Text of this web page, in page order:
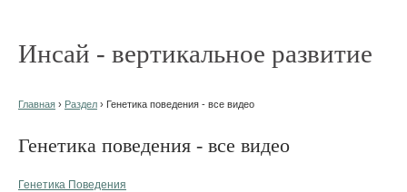
Инсай - вертикальное развитие
Главная › Раздел › Генетика поведения - все видео
Генетика поведения - все видео
Генетика Поведения